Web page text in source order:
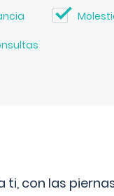
ti, con las